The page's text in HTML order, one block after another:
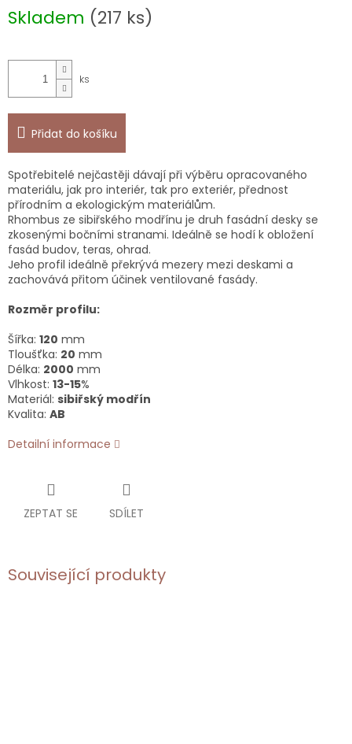
Skladem (217 ks)
Přidat do košíku
Spotřebitelé nejčastěji dávají při výběru opracovaného
materiálu, jak pro interiér, tak pro exteriér, přednost
přírodním a ekologickým materiálům.
Rhombus ze sibiřského modřínu je druh fasádní desky se
zkosenými bočními stranami. Ideálně se hodí k obložení
fasád budov, teras, ohrad.
Jeho profil ideálně překrývá mezery mezi deskami a
zachovává přitom účinek ventilované fasády.
Rozměr profilu:
Šířka: 120 mm
Tloušťka: 20 mm
Délka: 2000 mm
Vlhkost: 13-15%
Materiál: sibiřský modřín
Kvalita: AB
Detailní informace
ZEPTAT SE SDÍLET
Související produkty